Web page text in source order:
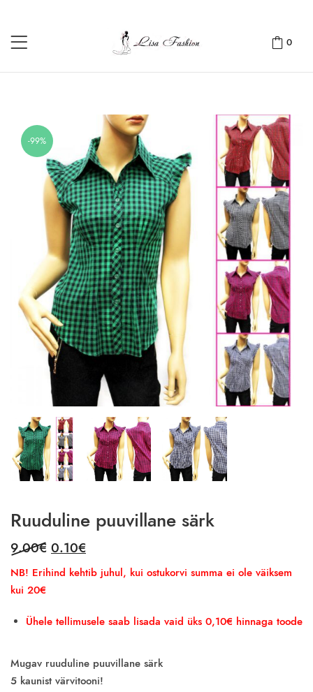
0
-99%
Ruuduline puuvillane särk
9.00€ Original
price
0.10€
price
NB! Erihind kehtib juhul, kui ostukorvi summa ei ole väiksem
kui 20€
Ühele tellimusele saab lisada vaid üks 0,10€ hinnaga toode
Mugav ruuduline puuvillane särk
5 kaunist värvitooni!